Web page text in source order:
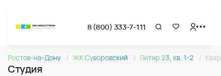
8 (800) 333-7-111
Квартира № 168 в ЖК Суворовский : подъезд 2, этаж 3,
Cтудия 29.47м2 в ЖК Суворовский, №168
Ростов-на-Дону ЖК Суворовский Литер 23, кв. 1-2
Студия